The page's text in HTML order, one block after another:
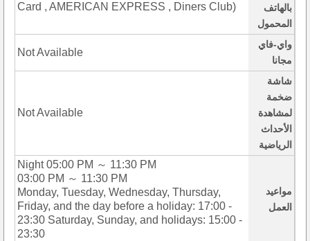
بالهاتف
المحمول
Card , AMERICAN EXPRESS , Diners Club)
واي-فاي
مجانا
Not Available
شاشة
ضخمة
لمشاهدة
الأحداث
الرياضية
Not Available
مواعيد
العمل
Night 05:00 PM ～ 11:30 PM
03:00 PM ～ 11:30 PM
Monday, Tuesday, Wednesday, Thursday,
Friday, and the day before a holiday: 17:00 -
23:30 Saturday, Sunday, and holidays: 15:00 -
23:30